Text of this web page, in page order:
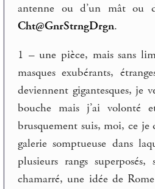
antenne ou d’un mât ou
Cht@GnrStrngDrgn.
1 – une pièce, mais sans
masques exubérants,
deviennent gigantesques, je
bouche mais j’ai volonté
brusquement suis, moi, ce je
galerie somptueuse dans
plusieurs rangs
chamarré, une idée de